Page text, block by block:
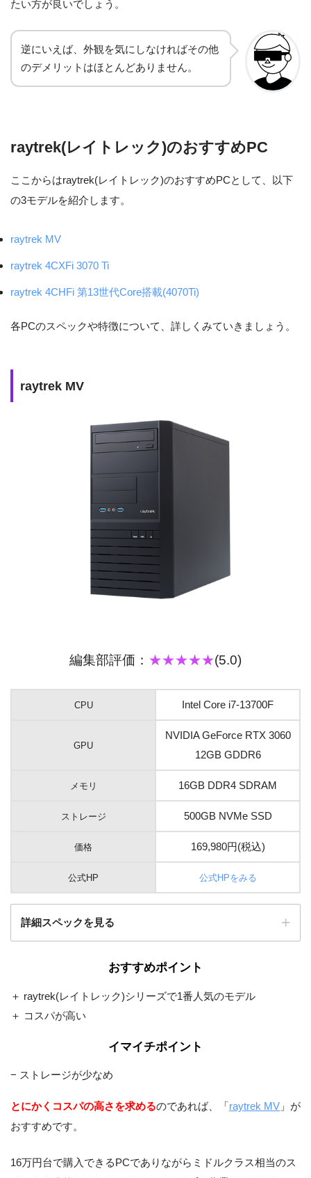
たい方が良いでしょう。
逆にいえば、外観を気にしなければその他
のデメリットはほとんどありません。
raytrek(レイトレック)のおすすめPC
ここからはraytrek(レイトレック)のおすすめPCとして、以下
の3モデルを紹介します。
raytrek MV
raytrek 4CXFi 3070 Ti
raytrek 4CHFi 第13世代Core搭載(4070Ti)
各PCのスペックや特徴について、詳しくみていきましょう。
raytrek MV
編集部評価： ★★★★★(5.0)
CPU Intel Core i7-13700F
GPU
NVIDIA GeForce RTX 3060
12GB GDDR6
メモリ 16GB DDR4 SDRAM
ストレージ 500GB NVMe SSD
価格 169,980円(税込)
公式HP 公式HPをみる
詳細スペックを見る
Windows 11 Home 64ビット
Intel H670 チップセット ATX
650W 静音電源 80PLUS BR
光学ドライブ
ブ
おすすめポイント
＋ raytrek(レイトレック)シリーズで1番人気のモデル
＋ コスパが高い
イマイチポイント
− ストレージが少なめ
とにかくコスパの高さを求めるのであれば、「raytrek MV 」が
おすすめです。
16万円台で購入できるPCでありながらミドルクラス相当のス